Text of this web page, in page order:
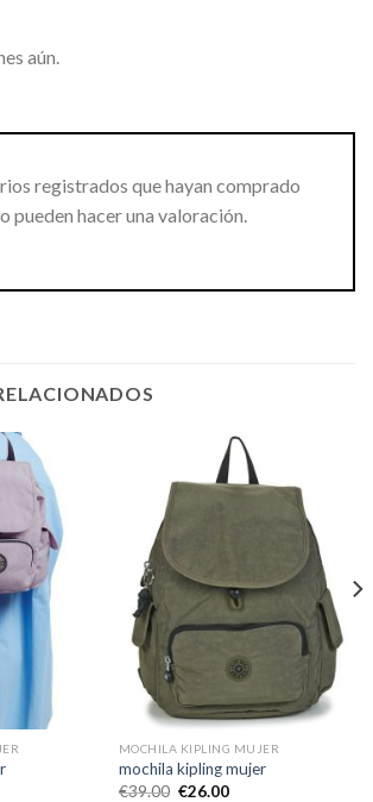
aún.
registrados que hayan comprado
pueden hacer una valoración.
MOCHILA KIPLING MUJER
mochila kipling mujer
€39.00 €26.00